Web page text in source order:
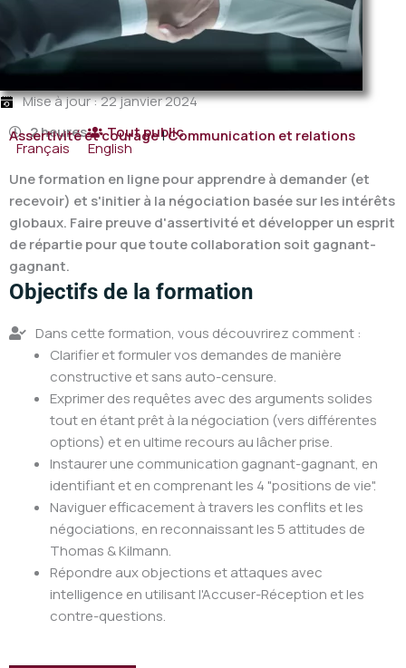
Mise à jour : 22 janvier 2024
2 heures
Tout public
Assertivité et courage|Communication et relations
Français
English
Une formation en ligne pour apprendre à demander (et
recevoir) et s'initier à la négociation basée sur les intérêts
globaux. Faire preuve d'assertivité et développer un esprit
de répartie pour que toute collaboration soit gagnant-
gagnant.
Objectifs de la formation
Dans cette formation, vous découvrirez comment :
Clarifier et formuler vos demandes de manière
constructive et sans auto-censure.
Exprimer des requêtes avec des arguments solides
tout en étant prêt à la négociation (vers différentes
options) et en ultime recours au lâcher prise.
Instaurer une communication gagnant-gagnant, en
identifiant et en comprenant les 4 "positions de vie".
Naviguer efficacement à travers les conflits et les
négociations, en reconnaissant les 5 attitudes de
Thomas & Kilmann.
Répondre aux objections et attaques avec
intelligence en utilisant l'Accuser-Réception et les
contre-questions.